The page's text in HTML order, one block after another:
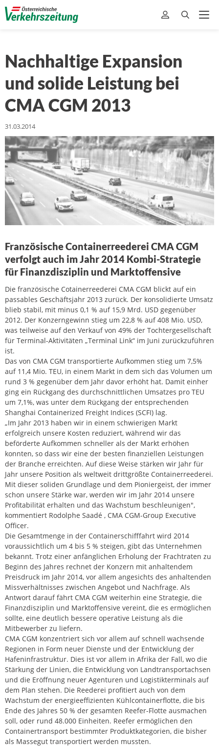
Nachhaltige Expansion
und solide Leistung bei
CMA CGM 2013
31.03.2014
Französische Containerreederei CMA CGM
verfolgt auch im Jahr 2014 Kombi-Strategie
für Finanzdisziplin und Marktoffensive
Die französische Cotainerreederei CMA CGM blickt auf ein
passables Geschäftsjahr 2013 zurück. Der konsolidierte Umsatz
blieb stabil, mit minus 0,1 % auf 15,9 Mrd. USD gegenüber
2012. Der Konzerngewinn stieg um 22,8 % auf 408 Mio. USD,
was teilweise auf den Verkauf von 49% der Tochtergesellschaft
für Terminal-Aktivitäten „Terminal Link“ im Juni zurückzuführen
ist.
Das von CMA CGM transportierte Aufkommen stieg um 7,5%
auf 11,4 Mio. TEU, in einem Markt in dem sich das Volumen um
rund 3 % gegenüber dem Jahr davor erhöht hat. Damit einher
ging ein Rückgang des durchschnittlichen Umsatzes pro TEU
um 7,1%, was unter dem Rückgang der entsprechenden
Shanghai Containerized Freight Indices (SCFI) lag.
„Im Jahr 2013 haben wir in einem schwierigen Markt
erfolgreich unsere Kosten reduziert, während wir das
beförderte Aufkommen schneller als der Markt erhöhen
konnten, so dass wir eine der besten finanziellen Leistungen
der Branche erreichten. Auf diese Weise stärken wir Jahr für
Jahr unsere Position als weltweit drittgrößte Containerreederei.
Mit dieser soliden Grundlage und dem Pioniergeist, der immer
schon unsere Stärke war, werden wir im Jahr 2014 unsere
Profitabilität erhalten und das Wachstum beschleunigen",
kommentiert Rodolphe Saadé , CMA CGM-Group Executive
Officer.
Die Gesamtmenge in der Containerschifffahrt wird 2014
voraussichtlich um 4 bis 5 % steigen, gibt das Unternehmen
bekannt. Trotz einer anfänglichen Erholung der Frachtraten zu
Beginn des Jahres rechnet der Konzern mit anhaltendem
Preisdruck im Jahr 2014, vor allem angesichts des anhaltenden
Missverhältnisses zwischen Angebot und Nachfrage. Als
Antwort darauf fährt CMA CGM weiterhin eine Strategie, die
Finanzdisziplin und Marktoffensive vereint, die es ermöglichen
sollte, eine deutlich bessere operative Leistung als die
Mitbewerber zu liefern.
CMA CGM konzentriert sich vor allem auf schnell wachsende
Regionen in Form neuer Dienste und der Entwicklung der
Hafeninfrastruktur. Dies ist vor allem in Afrika der Fall, wo die
Stärkung der Linien, die Entwicklung von Landtransportachsen
und die Eröffnung neuer Agenturen und Logistikterminals auf
dem Plan stehen. Die Reederei profitiert auch von dem
Wachstum der energieeffizienten Kühlcontainerflotte, die bis
Ende des Jahres 50 % der gesamten Reefer-Flotte ausmachen
soll, oder rund 48.000 Einheiten. Reefer ermöglichen den
Containertransport bestimmter Produktkategorien, die bisher
als Massegut transportiert werden mussten.